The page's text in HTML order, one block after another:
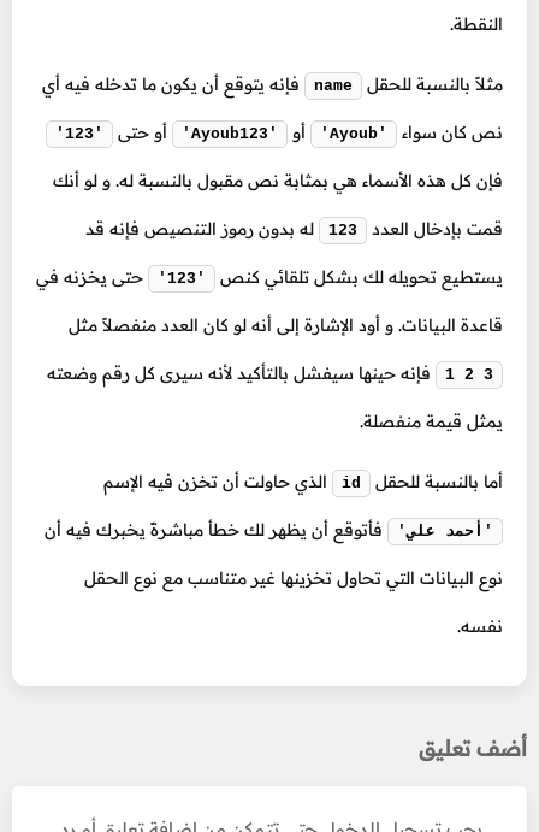
النقطة.
مثلاً بالنسبة للحقل name فإنه يتوقع أن يكون ما تدخله فيه أي
نص كان سواء 'Ayoub' أو 'Ayoub123' أو حتى '123'
فإن كل هذه الأسماء هي بمثابة نص مقبول بالنسبة له. و لو أنك
قمت بإدخال العدد 123 له بدون رموز التنصيص فإنه قد
يستطيع تحويله لك بشكل تلقائي كنص '123' حتى يخزنه في
قاعدة البيانات. و أود الإشارة إلى أنه لو كان العدد منفصلاً مثل
1 2 3 فإنه حينها سيفشل بالتأكيد لأنه سيرى كل رقم وضعته
يمثل قيمة منفصلة.
أما بالنسبة للحقل id الذي حاولت أن تخزن فيه الإسم
'أحمد علي' فأتوقع أن يظهر لك خطأ مباشرةً يخبرك فيه أن
نوع البيانات التي تحاول تخزينها غير متناسب مع نوع الحقل
نفسه.
أضف تعليق